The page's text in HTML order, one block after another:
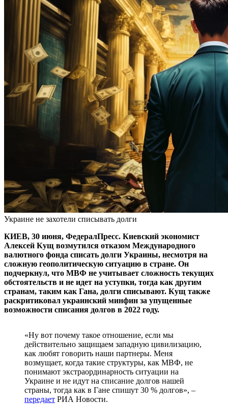
Украине не захотели списывать долги
КИЕВ, 30 июня, ФедералПресс. Киевский экономист
Алексей Кущ возмутился отказом Международного
валютного фонда списать долги Украины, несмотря на
сложную геополитическую ситуацию в стране. Он
подчеркнул, что МВФ не учитывает сложность текущих
обстоятельств и не идет на уступки, тогда как другим
странам, таким как Гана, долги списывают. Кущ также
раскритиковал украинский минфин за упущенные
возможности списания долгов в 2022 году.
«Ну вот почему такое отношение, если мы
действительно защищаем западную цивилизацию,
как любят говорить наши партнеры. Меня
возмущает, когда такие структуры, как МВФ, не
понимают экстраординарность ситуации на
Украине и не идут на списание долгов нашей
страны, тогда как в Гане спишут 30 % долгов», –
передает РИА Новости.